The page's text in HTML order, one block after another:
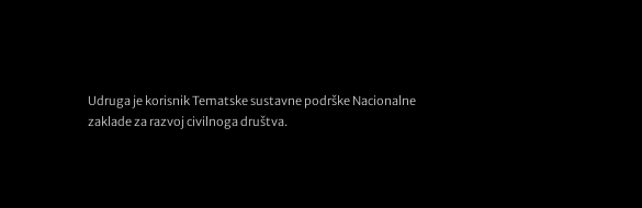
Udruga je korisnik Tematske sustavne podrške Nacionalne
zaklade za razvoj civilnoga društva.